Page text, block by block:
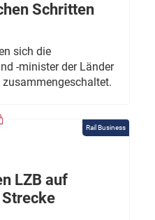
Schritten
sich die
-minister der Länder
Rail Business
LZB auf